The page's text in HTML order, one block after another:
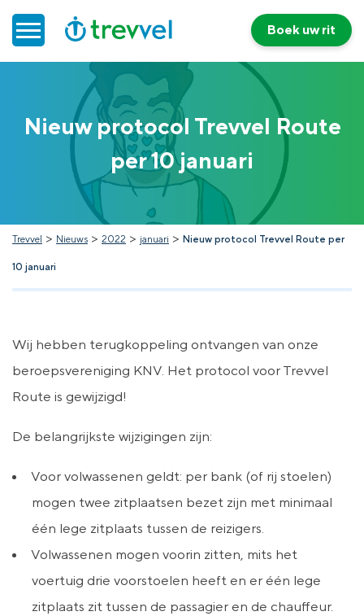
Doelgroepenvervoer
Werken bij Trevvel
Nieuws
Contact
Boek uw rit
Nieuw protocol Trevvel Route
per 10 januari
Trevvel > Nieuws > 2022 > januari > Nieuw protocol Trevvel Route per
10 januari
Wij hebben terugkoppeling ontvangen van onze
beroepsvereniging KNV. Het protocol voor Trevvel
Route is gewijzigd!
De belangrijkste wijzigingen zijn:
Voor volwassenen geldt: per bank (of rij stoelen)
mogen twee zitplaatsen bezet zijn met minimaal
één lege zitplaats tussen de reizigers.
Volwassenen mogen voorin zitten, mits het
voertuig drie voorstoelen heeft en er één lege
zitplaats zit tussen de passagier en de chauffeur.